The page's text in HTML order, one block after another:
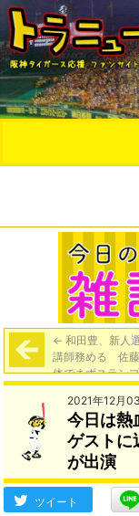
← 和田豊、新人
講師務める 佐
体でまずスラン
体。次に技術。
メになるという
それはその通り
2021年12月
今日は熱
ゲストに
が出演
ツイート